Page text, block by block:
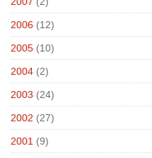
2006 (12)
2005 (10)
2004 (2)
2003 (24)
2002 (27)
2001 (9)